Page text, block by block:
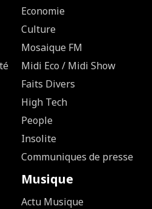
Economie
Culture
Mosaique FM
Midi Eco / Midi Show
Faits Divers
High Tech
People
Insolite
Communiques de presse
Musique
Actu Musique